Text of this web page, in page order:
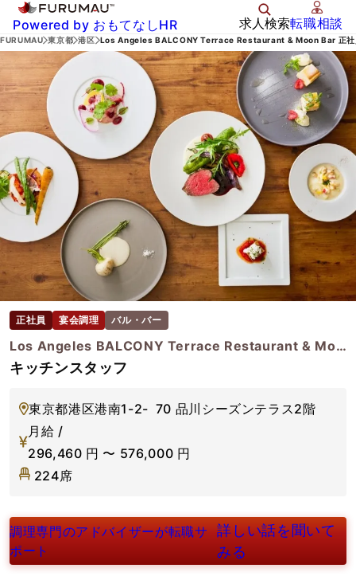
Powered by おもてなしHR 求人検索転職相談
FURUMAU 東京都 港区 Los Angeles BALCONY Terrace Restaurant & Moon Bar 正社
正社員 宴会調理 バル・バー
Los Angeles BALCONY Terrace Restaurant & Moon Bar
キッチンスタッフ
東京都港区港南1-2- 70 品川シーズンテラス2階
月給 /
296,460 円 〜 576,000 円
224席
調理専門のアドバイザーが転職サ
ポート
詳しい話を聞いて
みる